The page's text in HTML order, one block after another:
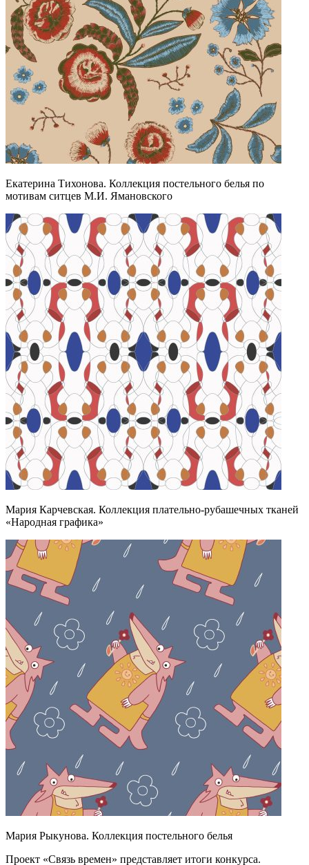
Екатерина Тихонова. Коллекция постельного белья по
мотивам ситцев М.И. Ямановского
Мария Карчевская. Коллекция плательно-рубашечных тканей
«Народная графика»
Мария Рыкунова. Коллекция постельного белья
Проект «Связь времен» представляет итоги конкурса.